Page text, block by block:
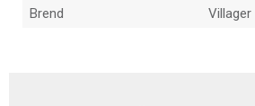
Brend
Villager